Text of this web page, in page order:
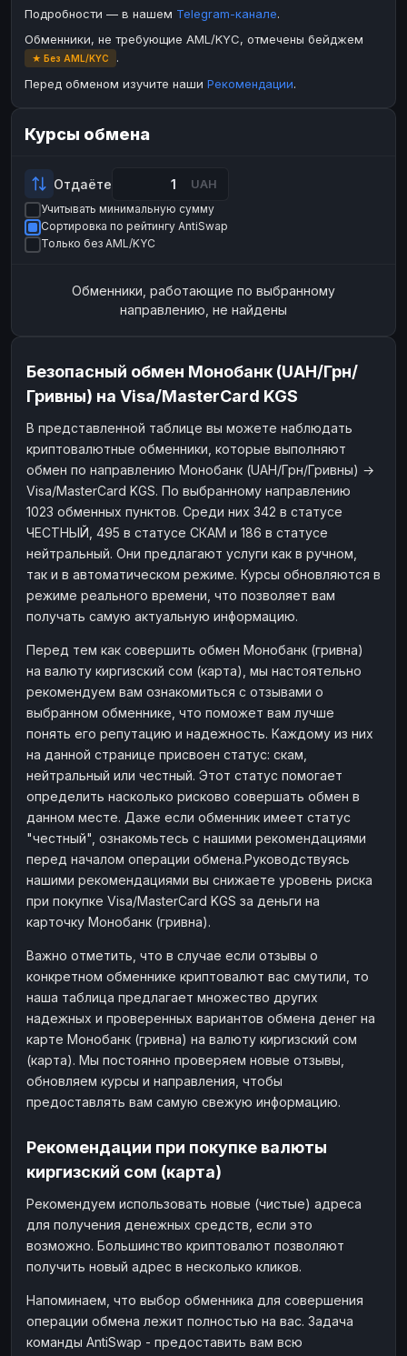
Paxum USD
Perfect Money
Payoneer USD
ЮMoney RUB
Paxum
Payoneer
ЮMoney
БАЛАНСЫ КРИПТОБИРЖ
Binance
RUB СБЕР
ДЕНЕЖНЫЕ ПЕРЕВОДЫ
ЗК USD
WU USD
ЗК USD
НАЛИЧНЫЕ ДЕНЬГИ
Наличные
Наличные USD
Наличные KZT
Наличные
Наличные
Наличные
Подробности — в нашем Telegram-канале.
Обменники, не требующие AML/KYC, отмечены бейджем
★ Без AML/KYC
.
Перед обменом изучите наши Рекомендации.
Курсы обмена
Отдаёте UAH
Учитывать минимальную сумму
Сортировка по рейтингу AntiSwap
Только без AML/KYC
Обменники, работающие по выбранному
направлению, не найдены
Безопасный обмен Монобанк (UAH/Грн/
Гривны) на Visa/MasterCard KGS
В представленной таблице вы можете наблюдать
криптовалютные обменники, которые выполняют
обмен по направлению Монобанк (UAH/Грн/Гривны) →
Visa/MasterCard KGS. По выбранному направлению
1023 обменных пунктов. Среди них 342 в статусе
ЧЕСТНЫЙ, 495 в статусе СКАМ и 186 в статусе
нейтральный. Они предлагают услуги как в ручном,
так и в автоматическом режиме. Курсы обновляются в
режиме реального времени, что позволяет вам
получать самую актуальную информацию.
Перед тем как совершить обмен Монобанк (гривна)
на валюту киргизский сом (карта), мы настоятельно
рекомендуем вам ознакомиться с отзывами о
выбранном обменнике, что поможет вам лучше
понять его репутацию и надежность. Каждому из них
на данной странице присвоен статус: скам,
нейтральный или честный. Этот статус помогает
определить насколько рисково совершать обмен в
данном месте. Даже если обменник имеет статус
"честный", ознакомьтесь с нашими рекомендациями
перед началом операции обмена.Руководствуясь
нашими рекомендациями вы снижаете уровень риска
при покупке Visa/MasterCard KGS за деньги на
карточку Монобанк (гривна).
Важно отметить, что в случае если отзывы о
конкретном обменнике криптовалют вас смутили, то
наша таблица предлагает множество других
надежных и проверенных вариантов обмена денег на
карте Монобанк (гривна) на валюту киргизский сом
(карта). Мы постоянно проверяем новые отзывы,
обновляем курсы и направления, чтобы
предоставлять вам самую свежую информацию.
Рекомендации при покупке валюты
киргизский сом (карта)
Рекомендуем использовать новые (чистые) адреса
для получения денежных средств, если это
возможно. Большинство криптовалют позволяют
получить новый адрес в несколько кликов.
Напоминаем, что выбор обменника для совершения
операции обмена лежит полностью на вас. Задача
команды AntiSwap - предоставить вам всю